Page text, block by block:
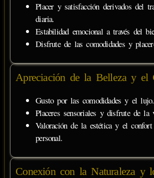
Placer y satisfacción derivados del
diaria.
Estabilidad emocional a través del
Disfrute de las comodidades y
Apreciación de la Belleza y el
Gusto por las comodidades y el lujo.
Placeres sensoriales y disfrute de la
Valoración de la estética y el
personal.
Conexión con la Naturaleza y